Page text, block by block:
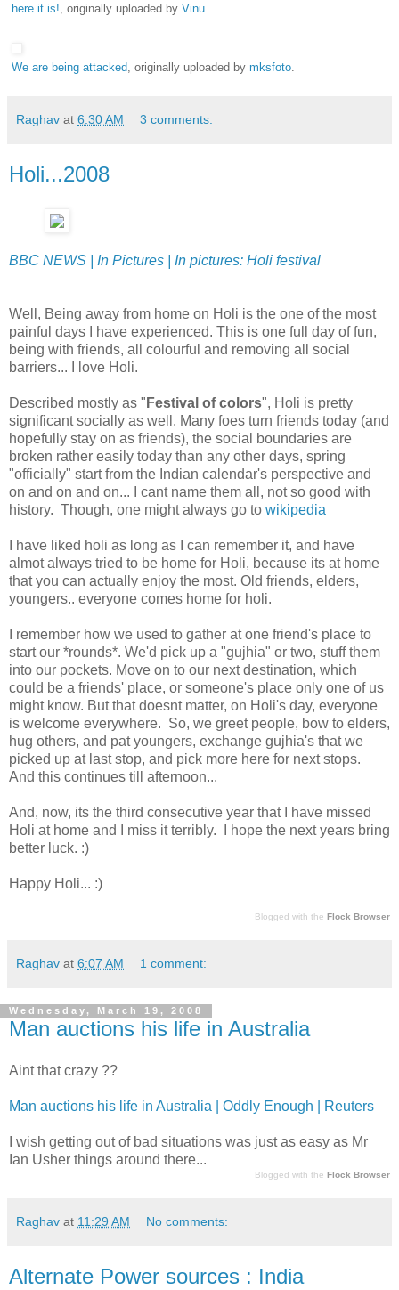
here it is!, originally uploaded by Vinu.
We are being attacked, originally uploaded by mksfoto.
Raghav at 6:30 AM 3 comments:
Holi...2008
BBC NEWS | In Pictures | In pictures: Holi festival
Well, Being away from home on Holi is the one of the most
painful days I have experienced. This is one full day of fun,
being with friends, all colourful and removing all social
barriers... I love Holi.
Described mostly as " Festival of colors", Holi is pretty
significant socially as well. Many foes turn friends today (and
hopefully stay on as friends), the social boundaries are
broken rather easily today than any other days, spring
"officially" start from the Indian calendar's perspective and
on and on and on... I cant name them all, not so good with
history. Though, one might always go to wikipedia
I have liked holi as long as I can remember it, and have
almot always tried to be home for Holi, because its at home
that you can actually enjoy the most. Old friends, elders,
youngers.. everyone comes home for holi.
I remember how we used to gather at one friend's place to
start our *rounds*. We'd pick up a "gujhia" or two, stuff them
into our pockets. Move on to our next destination, which
could be a friends' place, or someone's place only one of us
might know. But that doesnt matter, on Holi's day, everyone
is welcome everywhere. So, we greet people, bow to elders,
hug others, and pat youngers, exchange gujhia's that we
picked up at last stop, and pick more here for next stops.
And this continues till afternoon...
And, now, its the third consecutive year that I have missed
Holi at home and I miss it terribly. I hope the next years bring
better luck. :)
Happy Holi... :)
Blogged with the Flock Browser
Raghav at 6:07 AM 1 comment:
Wednesday, March 19, 2008
Man auctions his life in Australia
Aint that crazy ??
Man auctions his life in Australia | Oddly Enough | Reuters
I wish getting out of bad situations was just as easy as Mr
Ian Usher things around there...
Blogged with the Flock Browser
Raghav at 11:29 AM No comments:
Alternate Power sources : India